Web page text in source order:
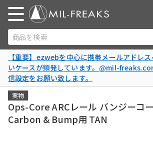
商品を検索
【重要】ezwebを中心に携帯メールアドレ
いケースが頻発しています。@mil-
信設定をお願い致します。
実物
Ops-Core ARCレール バンジーコ
Carbon & Bump用 TAN